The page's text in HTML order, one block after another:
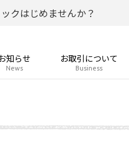
クはじめませんか？
知らせ
News
お取引について
Business